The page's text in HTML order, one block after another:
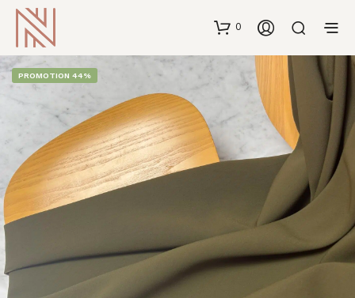
0
PROMOTION 44%